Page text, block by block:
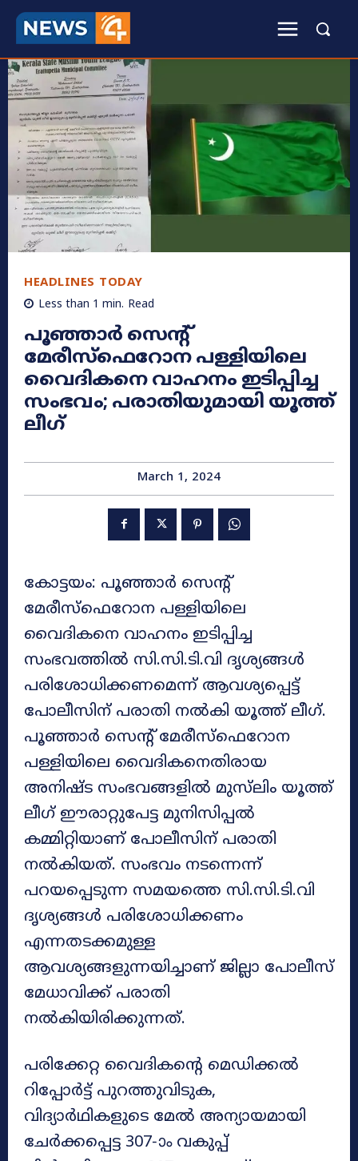
HEADLINES TODAY
Less than 1 min. Read
പൂഞ്ഞാർ സെന്റ്
മേരീസ്‌ഫെറോന പള്ളിയിലെ
വൈദികനെ വാഹനം ഇടിപ്പിച്ച
സംഭവം; പരാതിയുമായി യൂത്ത്
ലീ​ഗ്
March 1, 2024
കോട്ടയം: പൂഞ്ഞാർ സെന്റ്
മേരീസ്‌ഫെറോന പള്ളിയിലെ
വൈദികനെ വാഹനം ഇടിപ്പിച്ച
സംഭവത്തിൽ സി.സി.ടി.വി ദൃശ്യങ്ങൾ
പരിശോധിക്കണമെന്ന് ആവശ്യപ്പെട്ട്
പോലീസിന് പരാതി നൽകി യൂത്ത് ലീഗ്.
പൂഞ്ഞാർ സെന്റ് മേരീസ്‌ഫെറോന
പള്ളിയിലെ വൈദികനെതിരായ
അനിഷ്ട സംഭവങ്ങളിൽ മുസ്‌ലിം യൂത്ത്
ലീഗ് ഈരാറ്റുപേട്ട മുനിസിപ്പൽ
കമ്മിറ്റിയാണ് പോലീസിന് പരാതി
നൽകിയത്. സംഭവം നടന്നെന്ന്
പറയപ്പെടുന്ന സമയത്തെ സി.സി.ടി.വി
ദൃശ്യങ്ങൾ പരിശോധിക്കണം
എന്നതടക്കമുള്ള
ആവശ്യങ്ങളുന്നയിച്ചാണ് ജില്ലാ പോലീസ്
മേധാവിക്ക് പരാതി
നൽകിയിരിക്കുന്നത്.
പരിക്കേറ്റ വൈദികന്റെ മെഡിക്കൽ
റിപ്പോർട്ട് പുറത്തുവിടുക,
വിദ്യാർഥികളുടെ മേൽ അന്യായമായി
ചേർക്കപ്പെട്ട 307-ാം വകുപ്പ്